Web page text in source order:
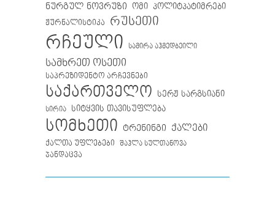
ნურგულ ნოვრუზი ომი პოლიტპატიმრები
ჟურნალისტიკა
რუსეთი
რჩეული სამირა აჰმედბეილი
სამხრეთ ოსეთი
საპრეზიდენტო არჩევნები
საქართველო სერჟ სარგსიანი
სირია სიტყვის თავისუფლება
სომხეთი ტრენინგი ქალები
ქალთა უფლებები შაჰლა სულთანოვა
ჯანდაცვა